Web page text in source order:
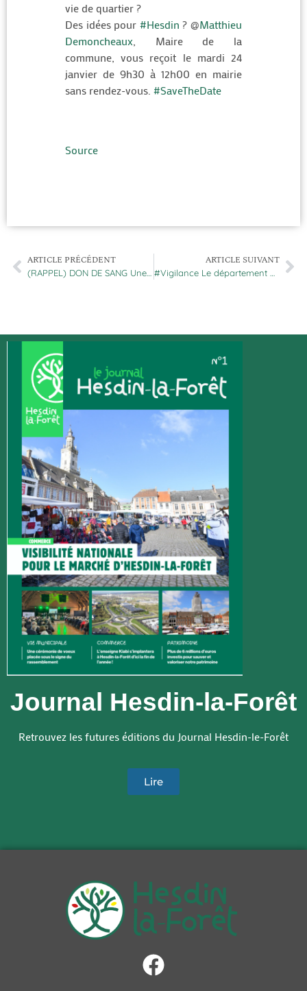
vie de quartier ?
Des idées pour #Hesdin ? @Matthieu
Demoncheaux, Maire de la
commune, vous reçoit le mardi 24
janvier de 9h30 à 12h00 en mairie
sans rendez-vous. #SaveTheDate
Source
ARTICLE PRÉCÉDENT
(RAPPEL) DON DE SANG Une collecte de sang est organisée ce dimanche
ARTICLE SUIVANT
#Vigilance Le département du #PasDeCalais est placé en vigilance jaune #NeigeV…
Journal Hesdin-la-Forêt
Retrouvez les futures éditions du Journal Hesdin-le-Forêt
Lire